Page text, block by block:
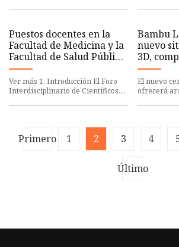
Puestos docentes en la
Facultad de Medicina y la
Facultad de Salud Pública
y Gestión de Emergencias
de SUSTech con la
Universidad de Ciencia y
Ver más 1. Introducción El Foro
Interdisciplinario de Científicos
Bambu
nuevo
3D,
El nuevo
ofrecerá
Primero 1 2 3 4
Último